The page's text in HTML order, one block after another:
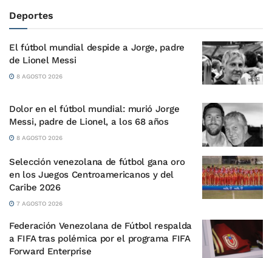
Deportes
El fútbol mundial despide a Jorge, padre
de Lionel Messi
8 AGOSTO 2026
Dolor en el fútbol mundial: murió Jorge
Messi, padre de Lionel, a los 68 años
8 AGOSTO 2026
Selección venezolana de fútbol gana oro
en los Juegos Centroamericanos y del
Caribe 2026
7 AGOSTO 2026
Federación Venezolana de Fútbol respalda
a FIFA tras polémica por el programa FIFA
Forward Enterprise